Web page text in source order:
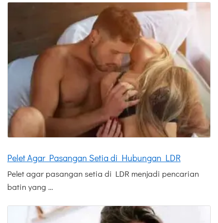
Pelet Agar Pasangan Setia di Hubungan LDR
Pelet agar pasangan setia di LDR menjadi pencarian
batin yang …